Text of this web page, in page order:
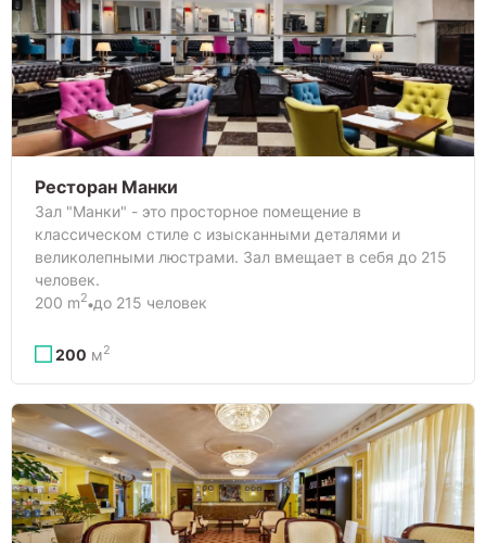
Ресторан Манки
Зал "Манки" - это просторное помещение в
классическом стиле с изысканными деталями и
великолепными люстрами. Зал вмещает в себя до 215
человек.
200 m2 до 215 человек
200 м2